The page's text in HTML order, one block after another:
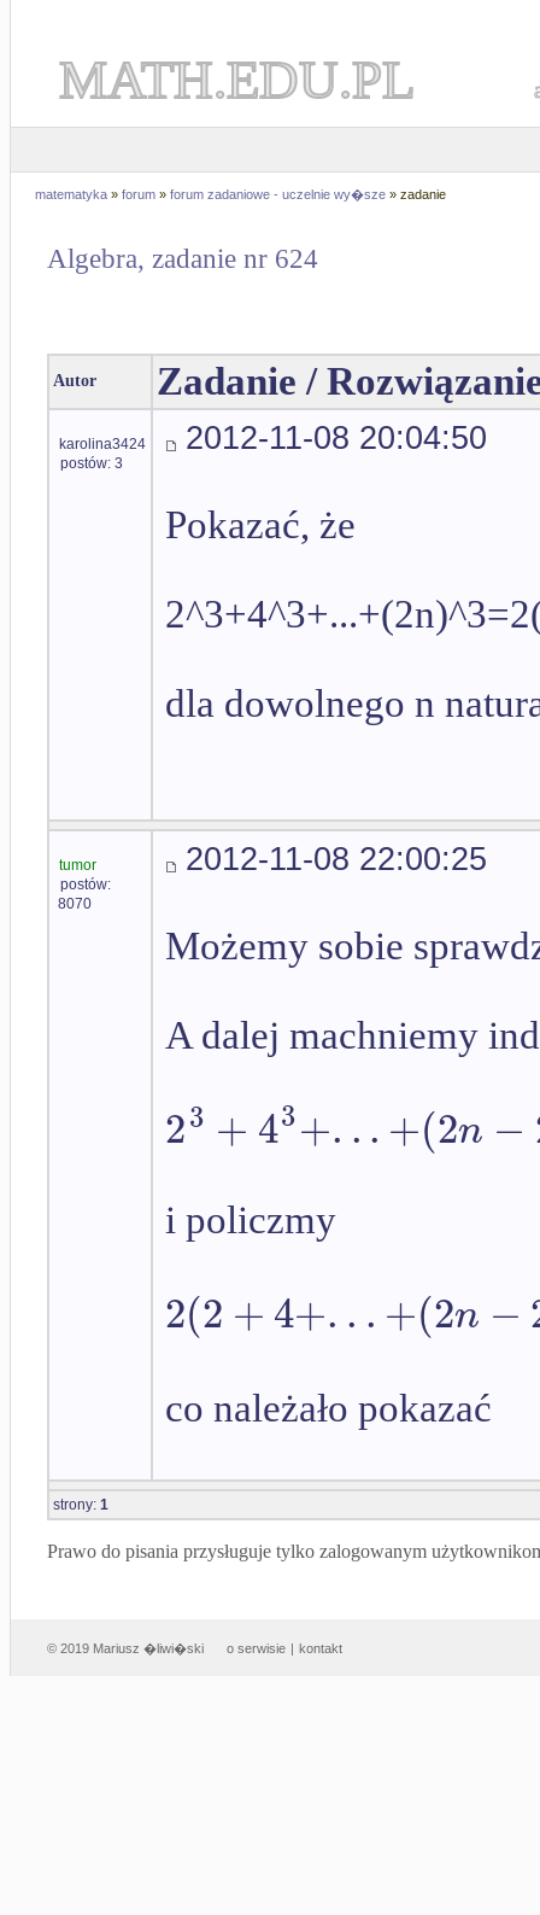
MATH.EDU.PL
matematyka » forum » forum zadaniowe - uczelnie wy�sze » zadanie
Algebra, zadanie nr 624
Autor Zadanie /
karolina3424
postów: 3
2012-11-08 20:04:50
Pokazać, że
dla dowolnego n
tumor
postów:
8070
2012-11-08 22:00:25
Możemy sobie
A dalej machniemy
23 +43+...+(2n −
i policzmy
2(2+4+...+(2n −
co należało pokazać
strony: 1
Prawo do pisania przysługuje tylko zalogowanym
© 2019 Mariusz �liwi�ski o serwisie | kontakt